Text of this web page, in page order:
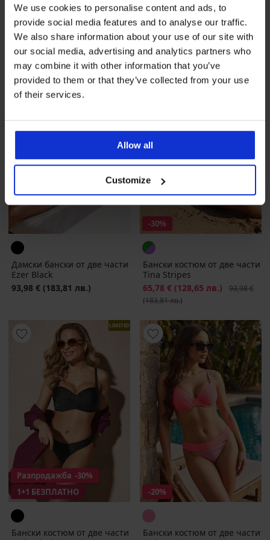
We use cookies to personalise content and ads, to
provide social media features and to analyse our traffic.
We also share information about your use of our site with
our social media, advertising and analytics partners who
may combine it with other information that you’ve
provided to them or that they’ve collected from your use
of their services.
Allow all
Customize
Alis Butterfly
Намаление
60,58 €(118,48 лв.)Първоначална цена
100,98 €
(197,50 лв.)
Edith Petrol
Намаление
51,49 €(100,71 лв.)
102,98 €
(201,41 лв.)
Дамски бански от две части
Ezer Black
93,98 € (183,81 лв.)
LIMITED
-30%
Бански костюм от две части
Tina Stripes
Намаление
65,78 € (128,65 лв.)
93,98 €
(183,81 лв.)
LIMITED
Разпродажба -30%
1+1 БЕЗПЛАТНО
Бански костюм от две части
-20%
Бански костюм от две части